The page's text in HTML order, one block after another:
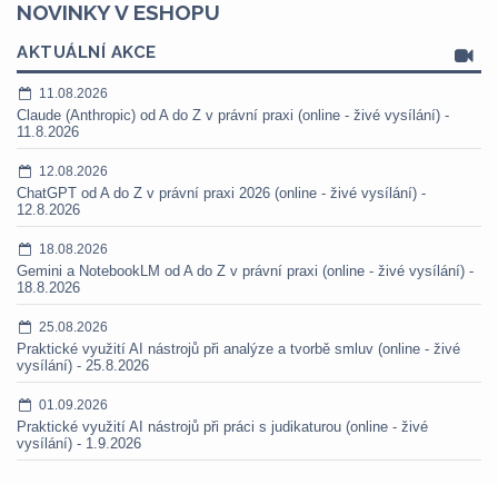
NOVINKY V ESHOPU
AKTUÁLNÍ AKCE
11.08.2026
Claude (Anthropic) od A do Z v právní praxi (online - živé vysílání) -
11.8.2026
12.08.2026
ChatGPT od A do Z v právní praxi 2026 (online - živé vysílání) -
12.8.2026
18.08.2026
Gemini a NotebookLM od A do Z v právní praxi (online - živé vysílání) -
18.8.2026
25.08.2026
Praktické využití AI nástrojů při analýze a tvorbě smluv (online - živé
vysílání) - 25.8.2026
01.09.2026
Praktické využití AI nástrojů při práci s judikaturou (online - živé
vysílání) - 1.9.2026